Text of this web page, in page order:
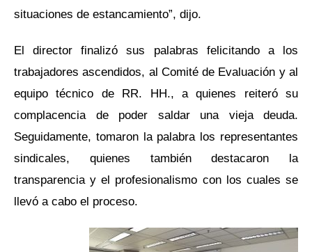
situaciones de estancamiento”, dijo.
El director finalizó sus palabras felicitando a los
trabajadores ascendidos, al Comité de Evaluación y al
equipo técnico de RR. HH., a quienes reiteró su
complacencia de poder saldar una vieja deuda.
Seguidamente, tomaron la palabra los representantes
sindicales, quienes también destacaron la
transparencia y el profesionalismo con los cuales se
llevó a cabo el proceso.